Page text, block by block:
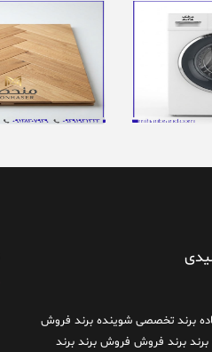
برند تخصصی شوینده برند فروش
برند فروش فروش برند برند